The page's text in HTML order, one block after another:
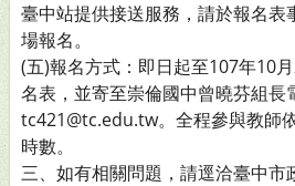
臺中站提供接送服務，請於報名表
場報名。
(五)報名方式：即日起至107年10
名表，並寄至崇倫國中曾曉芬組長
tc421@tc.edu.tw。全程參與教師
時數。
三、如有相關問題，請逕洽臺中市